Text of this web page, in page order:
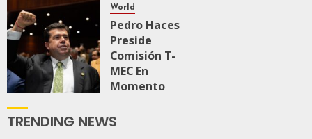
2030
JULIO 15, 2026
0
121
World
Pedro Haces
Preside
Comisión T-
MEC En
Momento
Relación
TRENDING NEWS